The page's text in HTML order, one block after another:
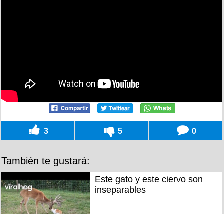
3 5 0
También te gustará:
Este gato y este ciervo son
inseparables